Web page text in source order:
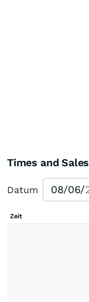
Times and Sales
Datum
Zeit